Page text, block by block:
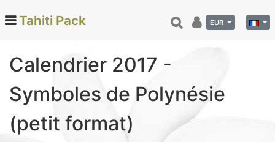
Monoi de Tahiti (66)
Tamanu (12)
Noix de coco (24)
Tahiti Pack EUR
Calendrier 2017 -
Symboles de Polynésie
(petit format)